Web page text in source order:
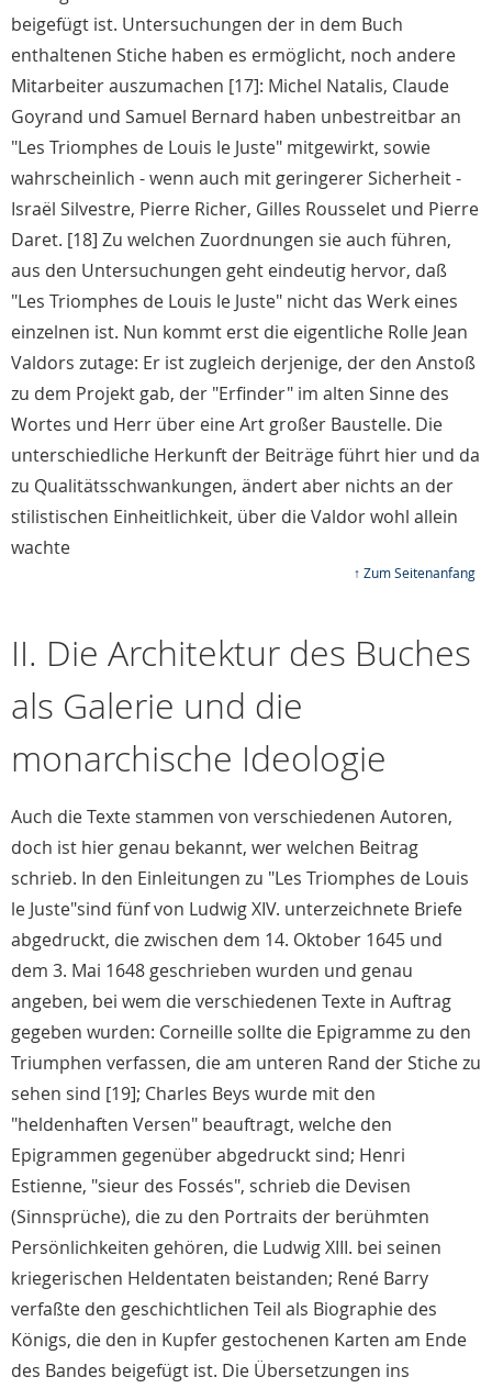
beigefügt ist. Untersuchungen der in dem Buch
enthaltenen Stiche haben es ermöglicht, noch andere
Mitarbeiter auszumachen [17]: Michel Natalis, Claude
Goyrand und Samuel Bernard haben unbestreitbar an
"Les Triomphes de Louis le Juste" mitgewirkt, sowie
wahrscheinlich - wenn auch mit geringerer Sicherheit -
Israël Silvestre, Pierre Richer, Gilles Rousselet und Pierre
Daret. [18] Zu welchen Zuordnungen sie auch führen,
aus den Untersuchungen geht eindeutig hervor, daß
"Les Triomphes de Louis le Juste" nicht das Werk eines
einzelnen ist. Nun kommt erst die eigentliche Rolle Jean
Valdors zutage: Er ist zugleich derjenige, der den Anstoß
zu dem Projekt gab, der "Erfinder" im alten Sinne des
Wortes und Herr über eine Art großer Baustelle. Die
unterschiedliche Herkunft der Beiträge führt hier und da
zu Qualitätsschwankungen, ändert aber nichts an der
stilistischen Einheitlichkeit, über die Valdor wohl allein
wachte
↑ Zum Seitenanfang
II. Die Architektur des Buches
als Galerie und die
monarchische Ideologie
Auch die Texte stammen von verschiedenen Autoren,
doch ist hier genau bekannt, wer welchen Beitrag
schrieb. In den Einleitungen zu "Les Triomphes de Louis
le Juste"sind fünf von Ludwig XIV. unterzeichnete Briefe
abgedruckt, die zwischen dem 14. Oktober 1645 und
dem 3. Mai 1648 geschrieben wurden und genau
angeben, bei wem die verschiedenen Texte in Auftrag
gegeben wurden: Corneille sollte die Epigramme zu den
Triumphen verfassen, die am unteren Rand der Stiche zu
sehen sind [19]; Charles Beys wurde mit den
"heldenhaften Versen" beauftragt, welche den
Epigrammen gegenüber abgedruckt sind; Henri
Estienne, "sieur des Fossés", schrieb die Devisen
(Sinnsprüche), die zu den Portraits der berühmten
Persönlichkeiten gehören, die Ludwig XIII. bei seinen
kriegerischen Heldentaten beistanden; René Barry
verfaßte den geschichtlichen Teil als Biographie des
Königs, die den in Kupfer gestochenen Karten am Ende
des Bandes beigefügt ist. Die Übersetzungen ins